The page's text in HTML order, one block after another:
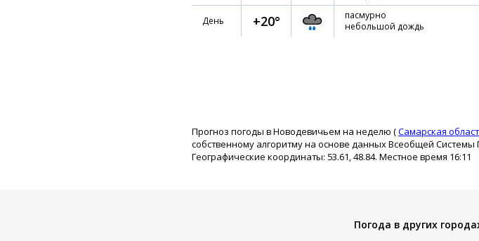
День +20°
пасмурно
небольшой дождь
Прогноз погоды в Новодевичьем на неделю (Самарская
собственному алгоритму на основе данных Всеобщей
Географические координаты: 53.61, 48.84. Местное время 16:11
Погода в других